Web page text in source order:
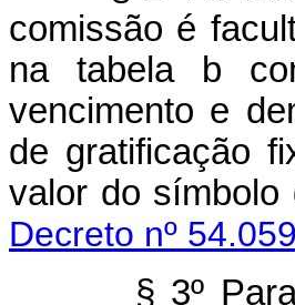
comissão é
na tabela b
vencimento e
de gratificação
valor do
Decreto nº
§ 3º